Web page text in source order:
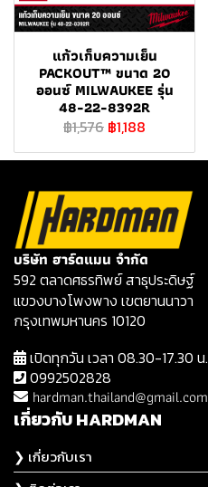
แก้วเก็บความเย็น
PACKOUT™ ขนาด 20
ออนซ์ MILWAUKEE รุ่น
48-22-8392R
฿1,576 ฿1,188
บริษัท ฮาร์ดแมน จำกัด
592 ตลาดศธรทิพย์ สาธุประดิษฐ์
แขวงบางโพงพาง เขตยานนาวา
กรุงเทพมหานคร 10120
เปิดทุกวัน เวลา 08.30-17.30 น.
0992502828
hardman.thailand@gmail.com
เกี่ยวกับ HARDMAN
❯ เกี่ยวกับเรา